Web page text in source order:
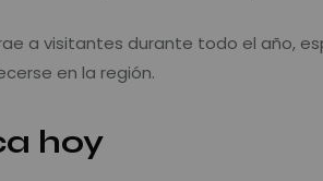
a visitantes durante todo el año,
en la región.
hoy